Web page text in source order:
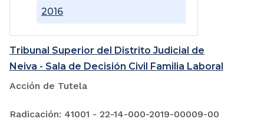
2016
Tribunal Superior del Distrito Judicial de
Neiva - Sala de Decisión Civil Familia Laboral
Acción de Tutela
Radicación: 41001 - 22-14-000-2019-00009-00